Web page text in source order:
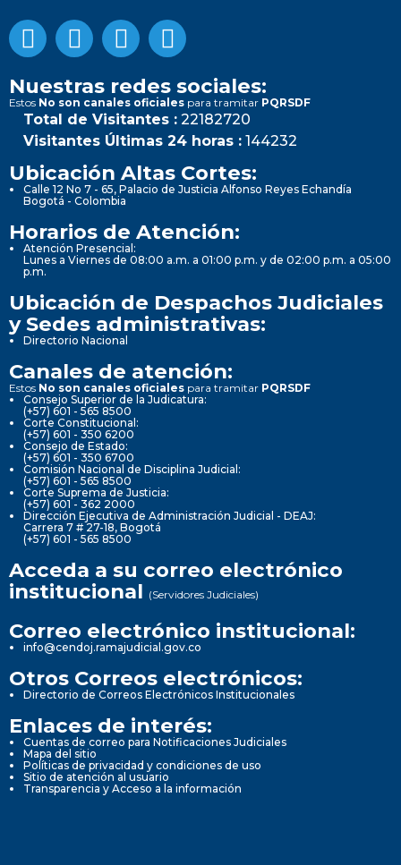
Nuestras redes sociales:
Estos No son canales oficiales para tramitar PQRSDF
Total de Visitantes : 22182720
Visitantes Últimas 24 horas : 144232
Ubicación Altas Cortes:
Calle 12 No 7 - 65, Palacio de Justicia Alfonso Reyes Echandía
Bogotá - Colombia
Horarios de Atención:
Atención Presencial:
Lunes a Viernes de 08:00 a.m. a 01:00 p.m. y de 02:00 p.m. a 05:00
p.m.
Ubicación de Despachos Judiciales
y Sedes administrativas:
Directorio Nacional
Canales de atención:
Estos No son canales oficiales para tramitar PQRSDF
Consejo Superior de la Judicatura:
(+57) 601 - 565 8500
Corte Constitucional:
(+57) 601 - 350 6200
Consejo de Estado:
(+57) 601 - 350 6700
Comisión Nacional de Disciplina Judicial:
(+57) 601 - 565 8500
Corte Suprema de Justicia:
(+57) 601 - 362 2000
Dirección Ejecutiva de Administración Judicial - DEAJ:
Carrera 7 # 27-18, Bogotá
(+57) 601 - 565 8500
Acceda a su correo electrónico
institucional (Servidores Judiciales)
Correo electrónico institucional:
info@cendoj.ramajudicial.gov.co
Otros Correos electrónicos:
Directorio de Correos Electrónicos Institucionales
Enlaces de interés:
Cuentas de correo para Notificaciones Judiciales
Mapa del sitio
Políticas de privacidad y condiciones de uso
Sitio de atención al usuario
Transparencia y Acceso a la información